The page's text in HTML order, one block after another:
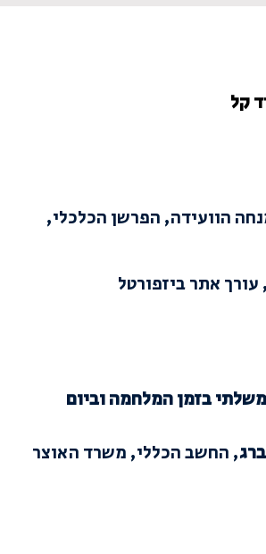
קל
הוועידה, הפרשן הכלכלי,
, עורך אתר ביזפורטל
בזמן המלחמה וביום
, החשב הכללי, משרד האוצר